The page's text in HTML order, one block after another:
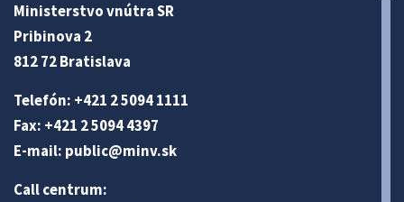
Ministerstvo vnútra SR
Pribinova 2
812 72 Bratislava
Telefón: +421 2 5094 1111
Fax: +421 2 5094 4397
E-mail: public@minv.sk
Call centrum: